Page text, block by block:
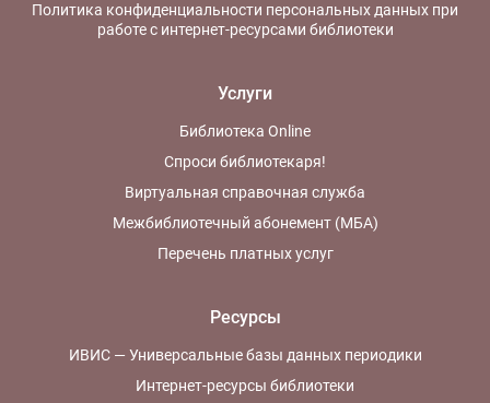
Политика конфиденциальности персональных данных при
работе с интернет-ресурсами библиотеки
Услуги
Библиотека Online
Спроси библиотекаря!
Виртуальная справочная служба
Межбиблиотечный абонемент (МБА)
Перечень платных услуг
Ресурсы
ИВИС — Универсальные базы данных периодики
Интернет-ресурсы библиотеки